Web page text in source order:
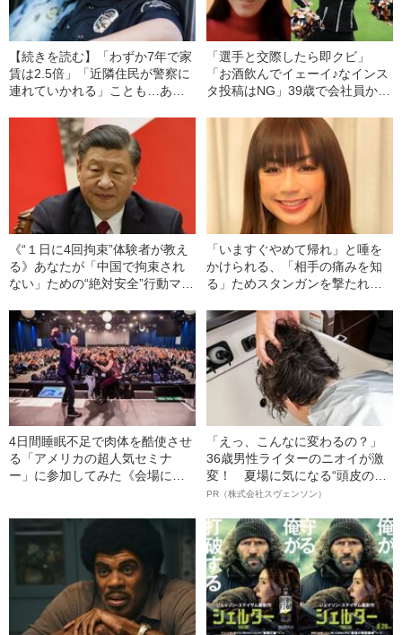
【続きを読む】「わずか7年で家
賃は2.5倍」「近隣住民が警察に
連れていかれる」ことも…あま
住宅事情」
「選手と交際したら即クビ」
「お酒飲んでイェーイ♪なインス
タ投稿はNG」39歳で会社員から
わかった、本場チアの“厳しさ”
《“１日に4回拘束”体験者が教え
る》あなたが「中国で拘束され
ない」ための“絶対安全”行動マニ
「いますぐやめて帰れ」と唾を
かけられる、「相手の痛みを知
る」ためスタンガンを撃たれ痛
高卒シングルマザーがロサンゼ
ルスでポリスになったワケ
4日間睡眠不足で肉体を酷使させ
る「アメリカの超人気セミナ
ー」に参加してみた《会場には
「えっ、こんなに変わるの？」
36歳男性ライターのニオイが激
変！ 夏場に気になる“頭皮のニ
オイ”や“ベタつき”を解消す
ト”が生み出した徹底ケアとは
PR（株式会社スヴェンソン）